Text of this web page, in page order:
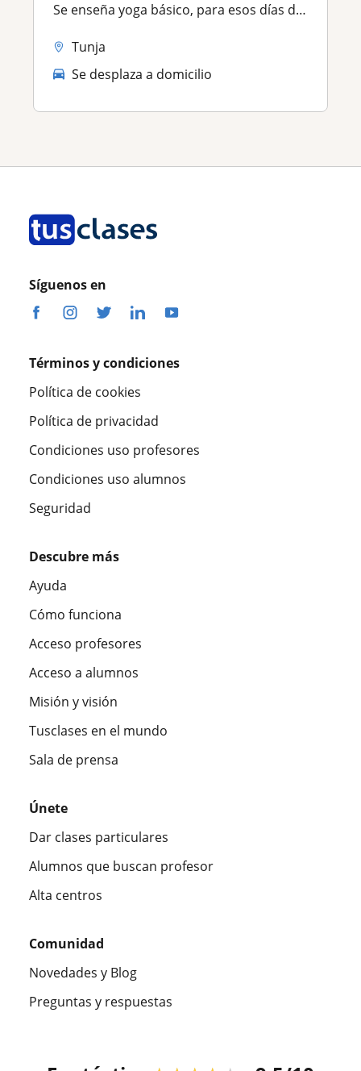
Se enseña yoga básico, para esos días de estrés donde sientes que no puedes. No tu día a día ☺️
Tunja
Se desplaza a domicilio
Síguenos en
Términos y condiciones
Política de cookies
Política de privacidad
Condiciones uso profesores
Condiciones uso alumnos
Seguridad
Descubre más
Ayuda
Cómo funciona
Acceso profesores
Acceso a alumnos
Misión y visión
Tusclases en el mundo
Sala de prensa
Únete
Dar clases particulares
Alumnos que buscan profesor
Alta centros
Comunidad
Novedades y Blog
Preguntas y respuestas